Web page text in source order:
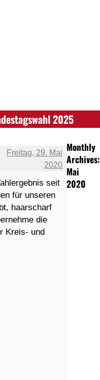
2025
Monthly
Archives:
Mai
2020
Freitag, 29. Mai
2020
seit
für unseren
haarscharf
die
Kreis- und